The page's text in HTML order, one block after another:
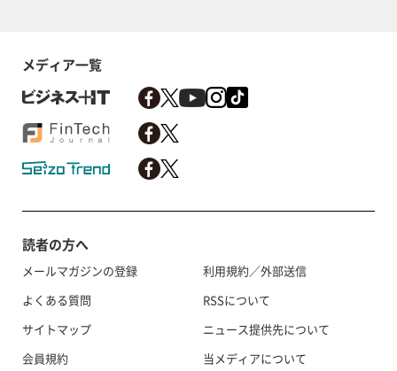
メディア一覧
読者の方へ
メールマガジンの登録
よくある質問
サイトマップ
会員規約
利用規約／外部送信
RSSについて
ニュース提供先について
当メディアについて